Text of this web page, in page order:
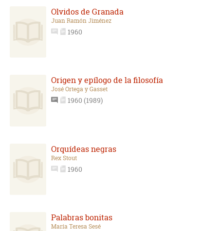
Olvidos de Granada
Juan Ramón Jiménez
1960
Origen y epílogo de la filosofía
José Ortega y Gasset
1960 (1989)
Orquídeas negras
Rex Stout
1960
Palabras bonitas
María Teresa Sesé